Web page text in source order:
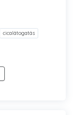
cicalátogatás